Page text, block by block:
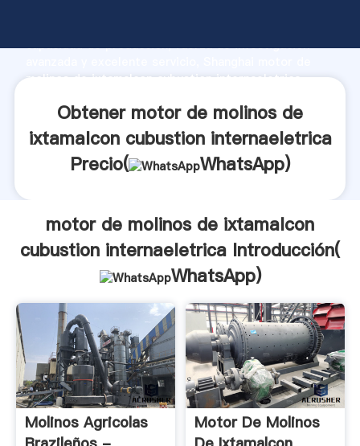
capacidad de producción, fuerza de investigación
molinos de ixtamalcon cubustion internaeletrica
clientes.Obtener motor de molinos de
ixtamalcon cubustion internaeletrica
Precio(
WhatsApp)
motor de molinos de ixtamalcon
cubustion internaeletrica Introducción(
WhatsApp)
Molinos Agricolas
Motor De Molinos